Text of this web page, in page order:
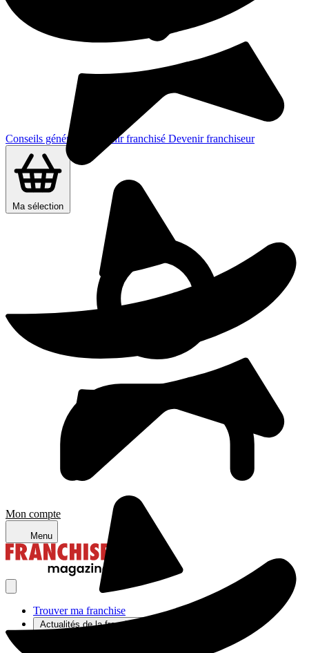
Conseils généraux Devenir franchisé Devenir franchiseur
Ma sélection
Mon compte
Menu
Trouver ma franchise
Actualités de la franchise